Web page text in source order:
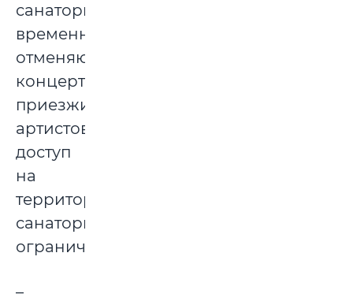
санатории:
временно
отменяются
концерты
приезжих
артистов,
доступ
на
территорию
санатории
ограничен.
–